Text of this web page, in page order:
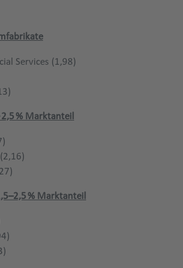
Services (1,98)
% Marktanteil
% Marktanteil